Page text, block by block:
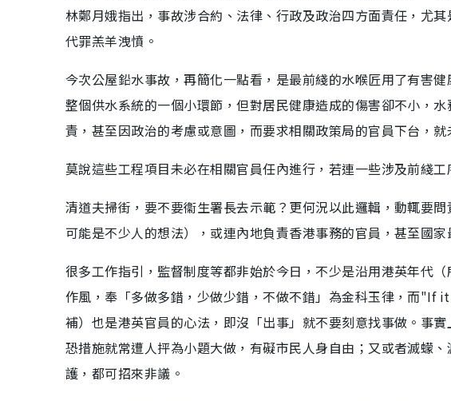
林鄭月娥指出，事故涉合約、法律、行政及政治四方面責任，尤
代罪羔羊洩憤。
今次公屋鉛水事故，再簡化一點看，是最前綫的水喉匠用了有害
整個供水系統的一個小環節，但對居民健康造成的傷害卻不小，
責，甚至因政治的考慮或意圖，而要求相關政策局的官員下台，就
莫說這些工程項目未必在相關官員任內進行，若連一些涉及前綫
清道夫掃街，要不要衞生署長去示範？更何況以此邏輯，動輒要
可能是不少人的想法），或連內地負責香港事務的官員，甚至國
很多工作指引，監督制度等都非始於今日，不少是沿用港英年代
作風，奉「多做多錯，少做少錯，不做不錯」為金科玉律，而
補）也是港英官員的心法，即沒「出事」就不要刻意找事做。事
恐措施就常遭人抨為小題大做，有礙市民人身自由；又或者滅蠓
護，都可招來非議。